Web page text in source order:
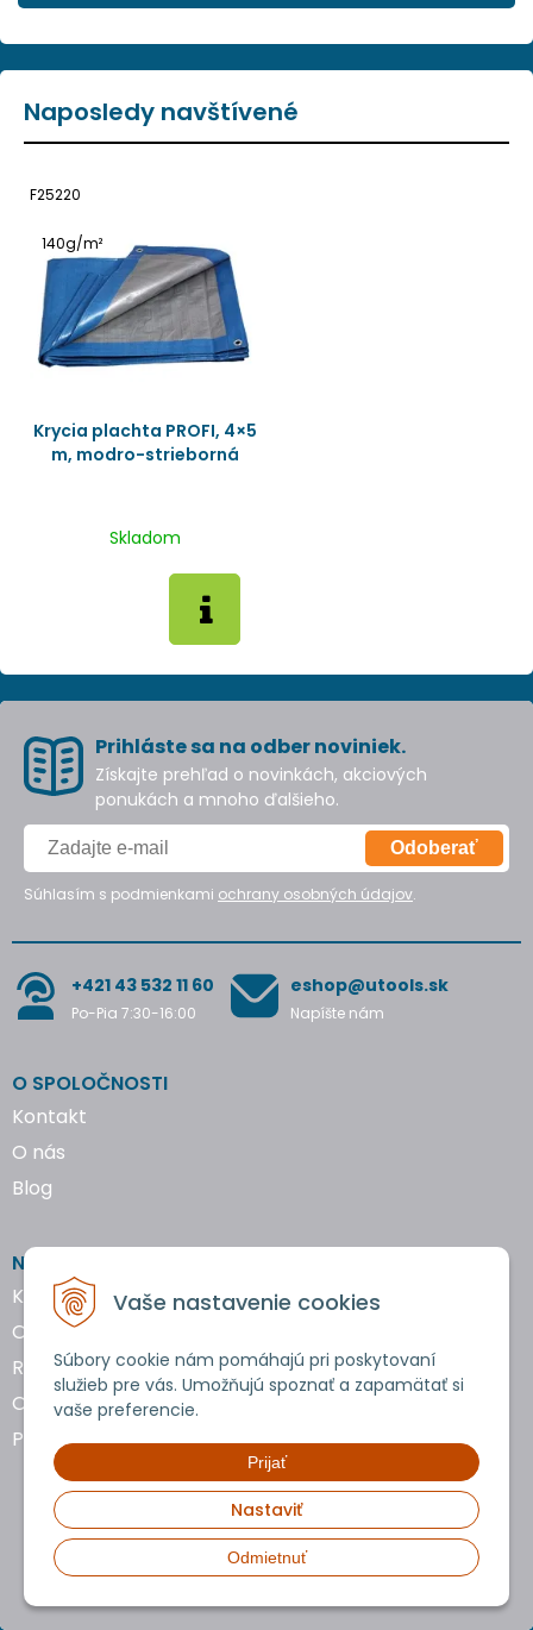
Vaše nastavenie cookies
Súbory cookie nám pomáhajú pri poskytovaní
služieb pre vás. Umožňujú spoznať a zapamätať si
vaše preferencie.
Prijať
Nastaviť
Odmietnuť
Naposledy navštívené
F25220
140g/m²
Krycia plachta PROFI, 4×5
m, modro-strieborná
Skladom
Prihláste sa na odber noviniek.
Získajte prehľad o novinkách, akciových
ponukách a mnoho ďalšieho.
Odoberať
Súhlasím s podmienkami ochrany osobných údajov.
+421 43 532 11 60
Po-Pia 7:30-16:00
eshop@utools.sk
Napíšte nám
O SPOLOČNOSTI
Kontakt
O nás
Blog
NAKUPOVANIE
Katalógy náradia
Obchodné podmienky
Reklamácie a vrátenie tovaru
Ochrana osobných údajov
Používanie cookies